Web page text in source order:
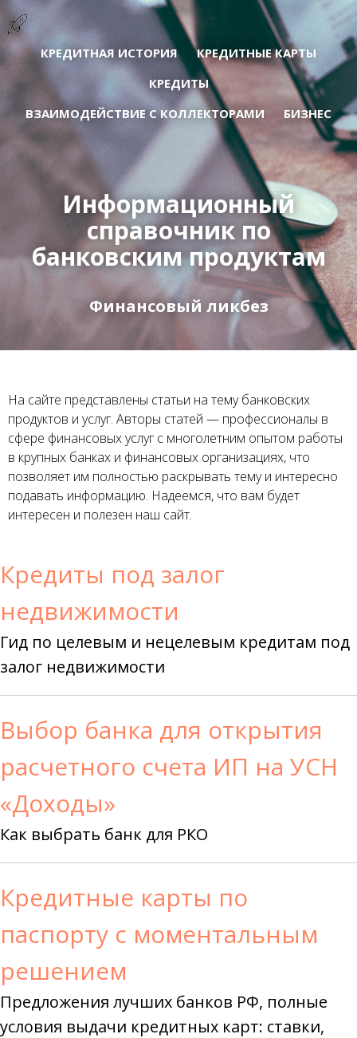
КРЕДИТНАЯ ИСТОРИЯ
КРЕДИТНЫЕ КАРТЫ
КРЕДИТЫ
ВЗАИМОДЕЙСТВИЕ С КОЛЛЕКТОРАМИ
БИЗНЕС
Информационный
справочник по
банковским продуктам
Финансовый ликбез
На сайте представлены статьи на тему банковских
продуктов и услуг. Авторы статей — профессионалы в
сфере финансовых услуг с многолетним опытом работы
в крупных банках и финансовых организациях, что
позволяет им полностью раскрывать тему и интересно
подавать информацию. Надеемся, что вам будет
интересен и полезен наш сайт.
Кредиты под залог
недвижимости
Гид по целевым и нецелевым кредитам под
залог недвижимости
Выбор банка для открытия
расчетного счета ИП на УСН
«Доходы»
Как выбрать банк для РКО
Кредитные карты по
паспорту с моментальным
решением
Предложения лучших банков РФ, полные
условия выдачи кредитных карт: ставки,